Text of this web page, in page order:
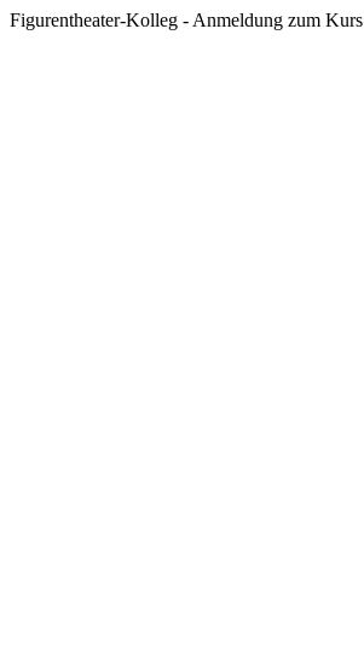
Figurentheater-Kolleg - Anmeldung zum Kurs